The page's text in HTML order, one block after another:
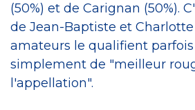
(50%) et de Carignan (50%).
de Jean-Baptiste et Charlotte
amateurs le qualifient
simplement de "meilleur
l'appellation".